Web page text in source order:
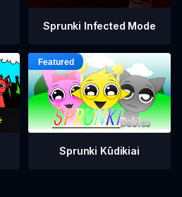
Sprunki Infected Mode
Sprunki Kūdikiai